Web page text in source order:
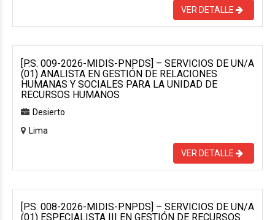
VER DETALLE
[P.S. 009-2026-MIDIS-PNPDS] – SERVICIOS DE UN/A
(01) ANALISTA EN GESTIÓN DE RELACIONES
HUMANAS Y SOCIALES PARA LA UNIDAD DE
RECURSOS HUMANOS
Desierto
Lima
VER DETALLE
[P.S. 008-2026-MIDIS-PNPDS] – SERVICIOS DE UN/A
(01) ESPECIALISTA III EN GESTIÓN DE RECURSOS